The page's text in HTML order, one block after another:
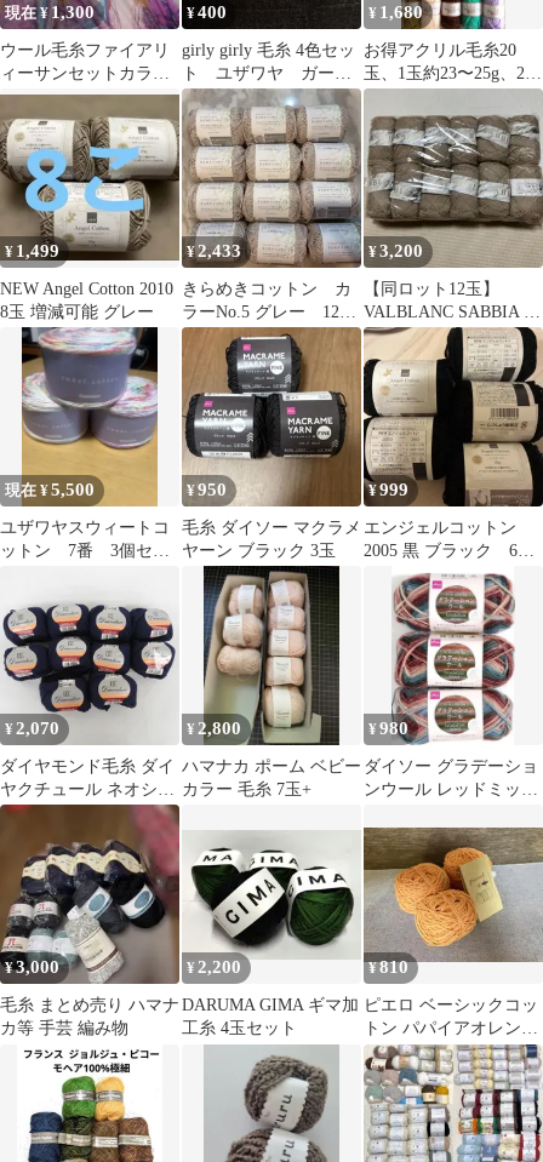
現在 ¥ 1,300
ウール毛糸ファイアリ
ィーサンセットカラー2
点
¥400
girly girly 毛糸 4色セッ
ト ユザワヤ ガーリ
ーガーリー 毛糸
¥ 1,680
お得アクリル毛糸20
玉、1玉約23〜25g、20
色セット太さ約2.5mm
手芸
¥ 1,499
NEW Angel Cotton 2010
8玉 増減可能 グレー
¥2,433
きらめきコットン カ
ラーNo.5 グレー 12玉
セット ごしょう産業
¥3,200
【同ロット12玉】
VALBLANC SABBIA 毛
糸 まとめて大量 クロバ
ー
現在 ¥5,500
ユザワヤスウィートコ
ットン 7番 3個セッ
¥950
毛糸 ダイソー マクラメ
ヤーン ブラック 3玉
¥999
エンジェルコットン
2005 黒 ブラック 6玉
セット セリア 毛糸
¥2,070
ダイヤモンド毛糸 ダイ
ヤクチュール ネオシル
クウール 709番色 10玉
セット 1玉40g/約90m
ダークブルー・紺系 未
使用品【中古】
¥2,800
ハマナカ ポーム ベビー
カラー 毛糸 7玉+
¥980
ダイソー グラデーショ
ンウール レッドミック
¥3,000
毛糸 まとめ売り ハマナ
カ等 手芸 編み物
¥2,200
DARUMA GIMA ギマ加
工糸 4玉セット
¥810
ピエロ ベーシックコッ
トン パパイアオレンジ
2玉+23gセット